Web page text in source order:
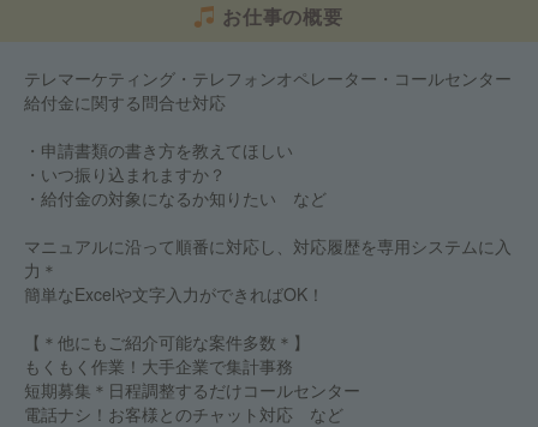
お仕事の概要
テレマーケティング・テレフォンオペレーター・コールセンター
給付金に関する問合せ対応
・申請書類の書き方を教えてほしい
・いつ振り込まれますか？
・給付金の対象になるか知りたい など
マニュアルに沿って順番に対応し、対応履歴を専用システムに入
力＊
簡単なExcelや文字入力ができればOK！
【＊他にもご紹介可能な案件多数＊】
もくもく作業！大手企業で集計事務
短期募集＊日程調整するだけコールセンター
電話ナシ！お客様とのチャット対応 など